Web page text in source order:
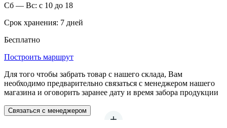
Сб — Вс: с 10 до 18
Срок хранения: 7 дней
Бесплатно
Построить маршрут
Для того чтобы забрать товар с нашего склада, Вам
необходимо предварительно связаться с менеджером нашего
магазина и оговорить заранее дату и время забора продукции
Связаться с менеджером